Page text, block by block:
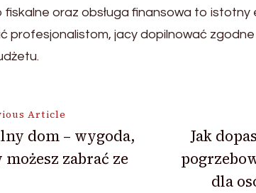
oraz obsługa finansowa to
profesjonalistom, jacy dopilnować
Article
dom – wygoda,
zabrać ze
Jak
dla